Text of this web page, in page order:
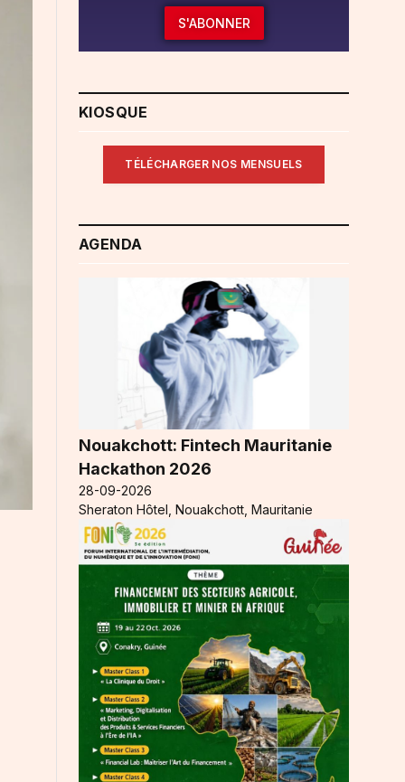
S'ABONNER
KIOSQUE
TÉLÉCHARGER NOS MENSUELS
AGENDA
Nouakchott: Fintech Mauritanie
Hackathon 2026
28-09-2026
Sheraton Hôtel, Nouakchott, Mauritanie